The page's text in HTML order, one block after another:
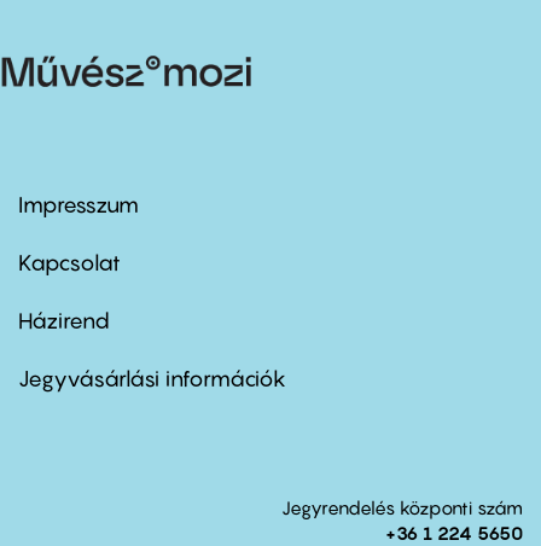
Footer
first
Impresszum
Kapcsolat
Footer
second
Házirend
Jegyvásárlási információk
Jegyrendelés központi szám
+36 1 224 5650